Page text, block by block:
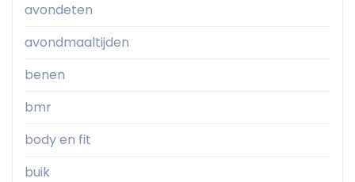
avondeten
avondmaaltijden
benen
bmr
body en fit
buik